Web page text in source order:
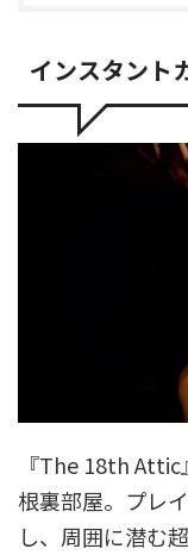
インスタント
『The 18th
根裏部屋。プレ
し、周囲に潜む